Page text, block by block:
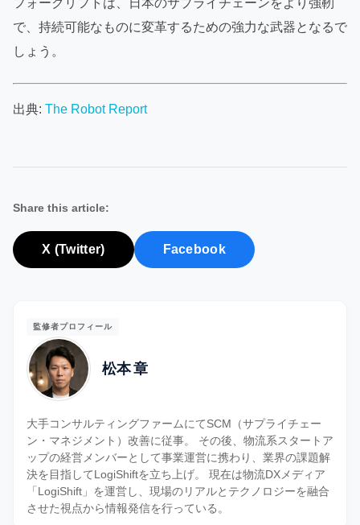
フォークリフトは、日本のサプライチェーンをより強靭
で、持続可能なものに変革するための強力な武器となるで
しょう。
出典: The Robot Report
Share this article:
X (Twitter) Facebook
監修者プロフィール
松本 章
大手コンサルティングファームにてSCM（サプライチェー
ン・マネジメント）改善に従事。 その後、物流系スタートア
ップの経営メンバーとして事業運営に携わり、業界の課題解
決を目指してLogiShiftを立ち上げ。 現在は物流DXメディア
「LogiShift」を運営し、現場のリアルとテクノロジーを融合
させた視点から情報発信を行っている。